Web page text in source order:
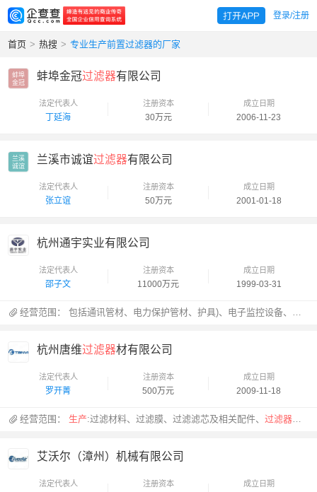
登录/注册
首页 > 热搜 > 专业生产前置过滤器的厂家
蚌埠
金冠
蚌埠金冠过滤器有限公司
法定代表人
丁延海
注册资本
30万元
成立日期
2006-11-23
兰溪
诚谊
兰溪市诚谊过滤器有限公司
法定代表人
张立谊
注册资本
50万元
成立日期
2001-01-18
杭州通宇实业有限公司
法定代表人
邵子文
注册资本
11000万元
成立日期
1999-03-31
经营范围：包括通讯管材、电力保护管材、护具)、电子监控设备、通讯终端设备及污水
杭州唐维过滤器材有限公司
法定代表人
罗开菁
注册资本
500万元
成立日期
2009-11-18
经营范围： 生产:过滤材料、过滤膜、过滤滤芯及相关配件、过滤器
艾沃尔（漳州）机械有限公司
法定代表人 注册资本 成立日期